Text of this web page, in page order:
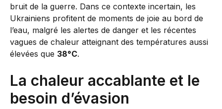
bruit de la guerre. Dans ce contexte incertain, les
Ukrainiens profitent de moments de joie au bord de
l’eau, malgré les alertes de danger et les récentes
vagues de chaleur atteignant des températures aussi
élevées que 38°C.
La chaleur accablante et le
besoin d’évasion